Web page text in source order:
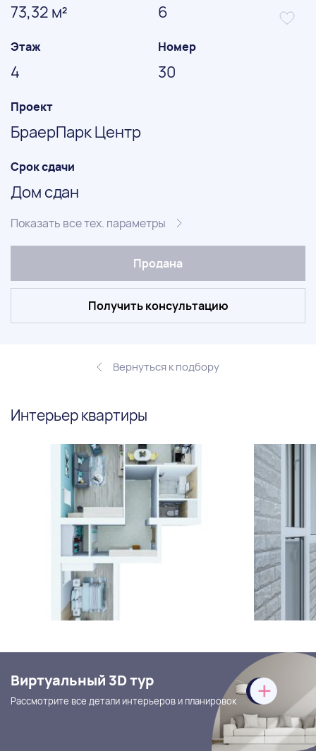
73,32 м2 6
Этаж
4
Номер
30
Проект
БраерПарк Центр
Срок сдачи
Дом сдан
Показать все тех. параметры
Продана
Получить консультацию
Вернуться к подбору
Интерьер квартиры
Виртуальный 3D тур
Рассмотрите все детали интерьеров и планировок